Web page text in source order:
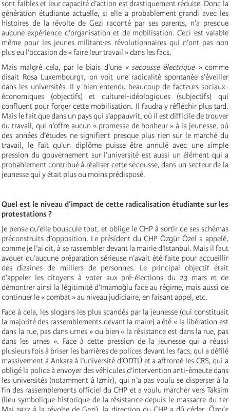
sont faibles et leur capacité d’action est drastiquement réduite. Donc la
génération étudiante actuelle, si elle a probablement grandi avec les
histoires de la révolte de Gezi raconté par ses parents, n’a presque
aucune expérience d’organisation et de mobilisation. Ceci est valable
même pour les jeunes militant·es révolutionnaires qui n’ont pas non
plus eu l’occasion de « faire leur travail » dans les facs.
Mais malgré cela, par le biais d’une « secousse électrique »comme
disait Rosa Luxembourg1, on voit une radicalité spontanée s’éveiller
dans les universités. Il y bien entendu beaucoup de facteurs sociaux-
économiques (objectifs) et culturel-idéologiques (subjectifs) qui
confluent pour forger cette mobilisation. Il faudra y réfléchir plus tard.
Mais le fait que dans un pays qui s’appauvrit, où il est difficile de trouver
du travail, qui n’offre aucun « promesse de bonheur » à la jeunesse, où
des années d’études ne signifient presque plus rien sur le marché du
travail, le fait qu’un diplôme puisse être annulé avec une simple
pression du gouvernement sur l’université est aussi un élément qui a
probablement contribué à réaliser cette secousse, dans un secteur de la
jeunesse qui y était plus ou moins prédisposé.
Quel est le niveau d’impact de cette radicalisation étudiante sur les
protestations ?
Je pense qu’elle bouscule tout, et oblige le CHP à sortir de ses schémas
préconstruits d’opposition. Le président du CHP Özgür Özel a appelé,
comme je l’ai dit, à se rassembler devant la mairie d’Istanbul. Mais il faut
avouer qu’aucune préparation sérieuse n’avait été faite pour accueillir
des dizaines de milliers de personnes. Le principal objectif était
d’appeler les citoyens à voter aux pré-élections du 23 mars et de
démontrer ainsi la légitimité d’Imamoğlu face au régime, mais aussi de
continuer le « combat » au niveau judiciaire, en faisant appel, etc.
Face à cela, les slogans les plus scandés par la jeunesse (qui constituait
la majorité des rassemblements devant la maire) a été « la libération est
dans la rue, pas dans urnes » ou bien « la résistance est dans la rue, pas
dans les urnes ». Face à cette pression de la jeunesse qui a réussi
plusieurs fois à briser les barrières de polices devant les facs, qui a défilé
massivement à Ankara à l’université d’ODTÜ et a affronté les CRS, qui a
obligé la police à envoyer des véhicules d’intervention anti-émeute dans
les universités (notamment à Izmir), qui n’a pas voulu se disperser à la
fin des rassemblements officiel du CHP et a voulu marcher vers Taksim
(lieu symbolique historique de la résistance depuis le massacre du 1er